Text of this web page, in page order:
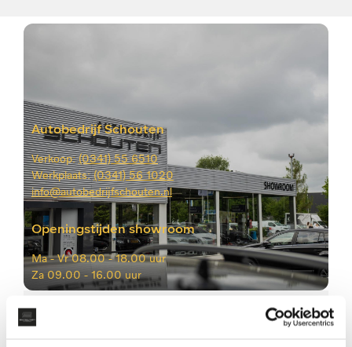
Autobedrijf Schouten
Verkoop:(0341) 55 6510
Werkplaats: (0341) 56 1020
info@autobedrijfschouten.nl
Openingstijden showroom
Ma -Vr 08.00 - 18.00 uur
Za 09.00 - 16.00 uur